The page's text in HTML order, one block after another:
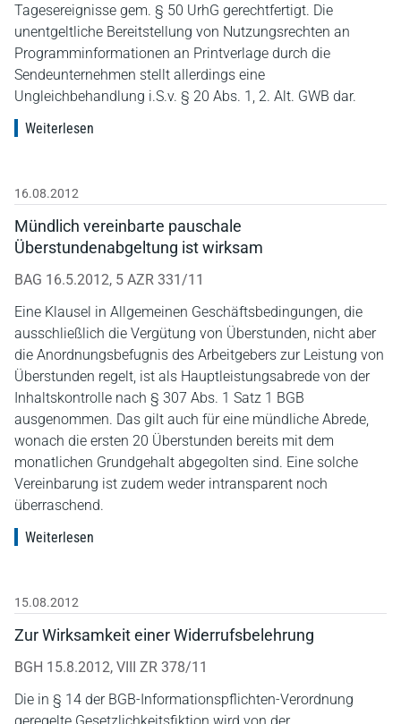
Tagesereignisse gem. § 50 UrhG gerechtfertigt. Die
unentgeltliche Bereitstellung von Nutzungsrechten an
Programminformationen an Printverlage durch die
Sendeunternehmen stellt allerdings eine
Ungleichbehandlung i.S.v. § 20 Abs. 1, 2. Alt. GWB dar.
Weiterlesen
16.08.2012
Mündlich vereinbarte pauschale
Überstundenabgeltung ist wirksam
BAG 16.5.2012, 5 AZR 331/11
Eine Klausel in Allgemeinen Geschäftsbedingungen, die
ausschließlich die Vergütung von Überstunden, nicht aber
die Anordnungsbefugnis des Arbeitgebers zur Leistung von
Überstunden regelt, ist als Hauptleistungsabrede von der
Inhaltskontrolle nach § 307 Abs. 1 Satz 1 BGB
ausgenommen. Das gilt auch für eine mündliche Abrede,
wonach die ersten 20 Überstunden bereits mit dem
monatlichen Grundgehalt abgegolten sind. Eine solche
Vereinbarung ist zudem weder intransparent noch
überraschend.
Weiterlesen
15.08.2012
Zur Wirksamkeit einer Widerrufsbelehrung
BGH 15.8.2012, VIII ZR 378/11
Die in § 14 der BGB-Informationspflichten-Verordnung
geregelte Gesetzlichkeitsfiktion wird von der